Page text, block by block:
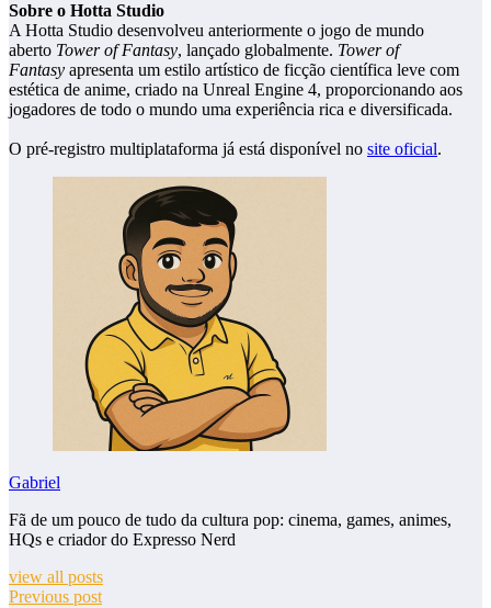
Sobre o Hotta Studio
A Hotta Studio desenvolveu anteriormente o jogo de mundo
aberto Tower of Fantasy, lançado globalmente. Tower of
Fantasy apresenta um estilo artístico de ficção científica leve com
estética de anime, criado na Unreal Engine 4, proporcionando aos
jogadores de todo o mundo uma experiência rica e diversificada.
O pré-registro multiplataforma já está disponível no site oficial.
Gabriel
Fã de um pouco de tudo da cultura pop: cinema, games, animes,
HQs e criador do Expresso Nerd
view all posts
Previous post